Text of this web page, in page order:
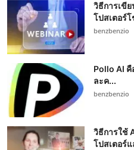
วิธีการเขี
โปสเตอร์
benzbenzio
Pollo AI คื
ละค...
benzbenzio
วิธีการใช้
โปสเตอร์